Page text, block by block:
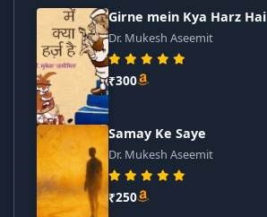
Girne mein Kya Harz Hai
Dr. Mukesh Aseemit
₹300
Samay Ke Saye
Dr. Mukesh Aseemit
₹250